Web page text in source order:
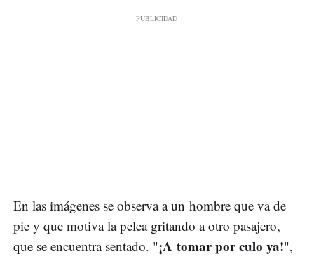
En las imágenes se observa a un hombre que va de
pie y que motiva la pelea gritando a otro pasajero,
que se encuentra sentado. "¡A tomar por culo ya!",